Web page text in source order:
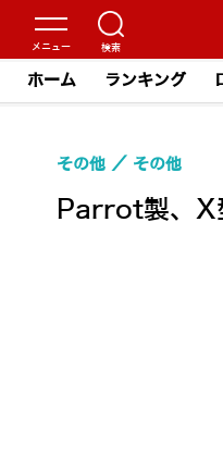
ホーム ランキング
Parrot製、X
その他 その他